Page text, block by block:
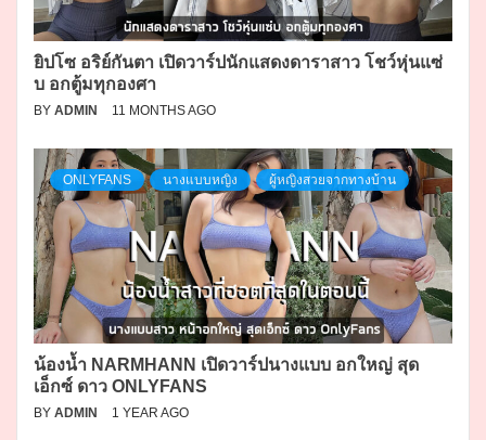
ยิปโซ อริย์กันตา เปิดวาร์ปนักแสดงดาราสาว โชว์หุ่นแซ่
บ อกตู้มทุกองศา
BY ADMIN 11 MONTHS AGO
ONLYFANS นางแบบหญิง ผู้หญิงสวยจากทางบ้าน
น้องน้ำ NARMHANN เปิดวาร์ปนางแบบ อกใหญ่ สุด
เอ็กซ์ ดาว ONLYFANS
BY ADMIN 1 YEAR AGO